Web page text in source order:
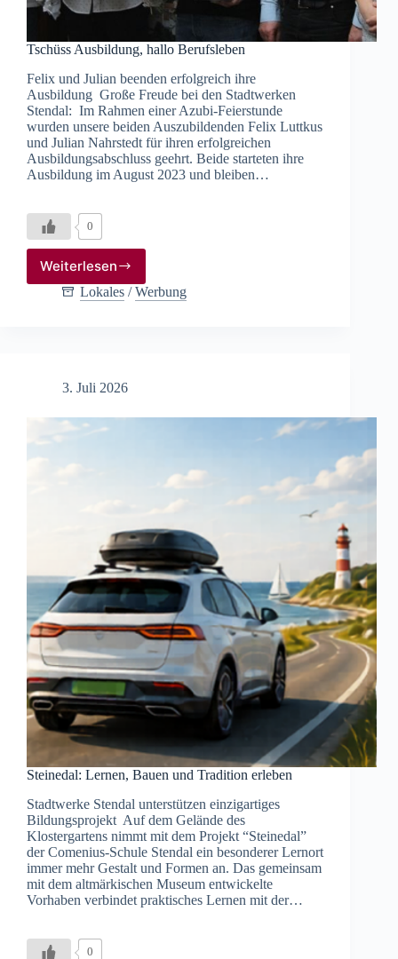
Tschüss Ausbildung, hallo Berufsleben
Felix und Julian beenden erfolgreich ihre
Ausbildung Große Freude bei den Stadtwerken
Stendal: Im Rahmen einer Azubi-Feierstunde
wurden unsere beiden Auszubildenden Felix Luttkus
und Julian Nahrstedt für ihren erfolgreichen
Ausbildungsabschluss geehrt. Beide starteten ihre
Ausbildung im August 2023 und bleiben…
0
Weiterlesen
Tschüss
Ausbildung,
Lokales /Werbung
3. Juli 2026
Steinedal: Lernen, Bauen und Tradition erleben
Stadtwerke Stendal unterstützen einzigartiges
Bildungsprojekt Auf dem Gelände des
Klostergartens nimmt mit dem Projekt “Steinedal”
der Comenius-Schule Stendal ein besonderer Lernort
immer mehr Gestalt und Formen an. Das gemeinsam
mit dem altmärkischen Museum entwickelte
Vorhaben verbindet praktisches Lernen mit der…
0